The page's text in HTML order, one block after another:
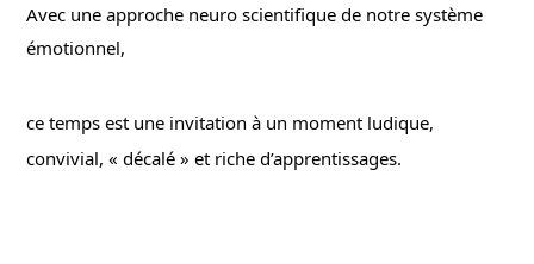
Avec une approche neuro scientifique de notre système
émotionnel,
ce temps est une invitation à un moment ludique,
convivial, « décalé » et riche d’apprentissages.